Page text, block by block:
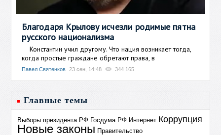
Благодаря Крылову исчезли родимые пятна
русского национализма
Константин учил другому. Что нация возникает тогда,
когда простые граждане обретают права, в
Павел Святенков 23 сен, 14:48 344 165
Главные темы
Выборы президента РФ Госдума РФ Интернет Коррупция
Новые законы Правительство